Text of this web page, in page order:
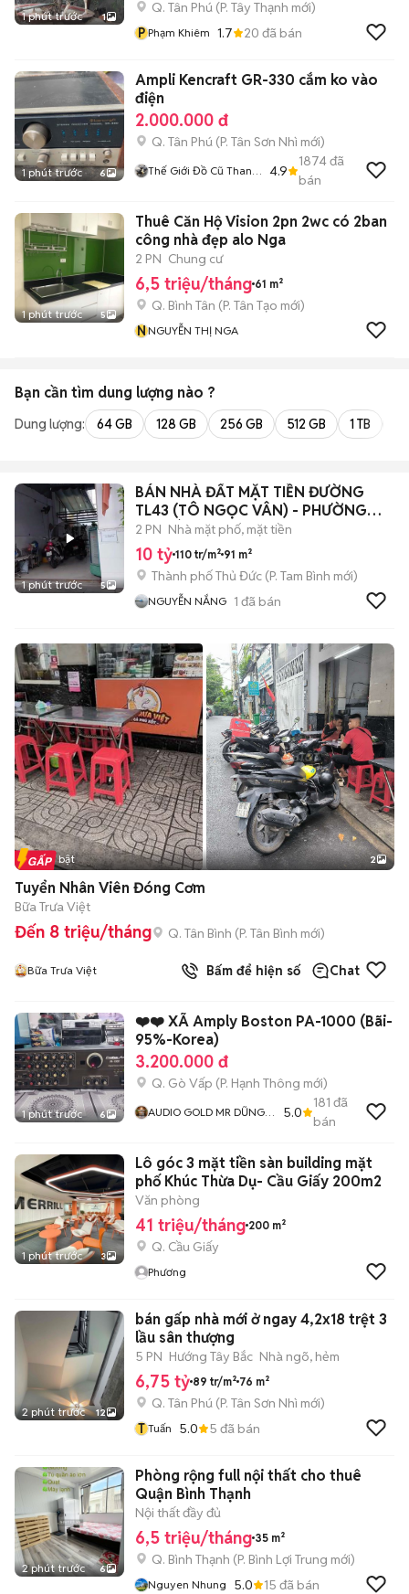
1 phút trước 1
Q. Tân Phú (P. Tây Thạnh mới)
P Phạm Khiêm 1.7 20 đã bán
1 phút trước 6
Ampli Kencraft GR-330 cắm ko vào
điện
2.000.000 đ
Q. Tân Phú (P. Tân Sơn Nhì mới)
Thế Giới Đồ Cũ Thanh
4.9
1874đã
bán
1 phút trước 5
Thuê Căn Hộ Vision 2pn 2wc có 2ban
công nhà đẹp alo Nga
2 PN Chung cư
6,5 triệu/tháng 61 m²
Q. Bình Tân (P. Tân Tạo mới)
NNGUYỄN THỊ NGA
Bạn cần tìm dung lượng nào ?
Dung lượng: 64 GB 128 GB 256 GB 512 GB 1 TB
1 phút trước 5
BÁN NHÀ ĐẤT MẶT TIỀN ĐƯỜNG
TL43 (TÔ NGỌC VÂN) - PHƯỜNG
TAM BÌNH-TPHCM
2 PN Nhà mặt phố, mặt tiền
10 tỷ 110 tr/m² 91 m²
Thành phố Thủ Đức (P. Tam Bình mới)
NGUYỄN NẮNG 1 đã bán
Tin nổi bật 2
Tuyển Nhân Viên Đóng Cơm
Bữa Trưa Việt
Đến 8 triệu/tháng Q. Tân Bình (P. Tân Bình mới)
Bữa Trưa Việt Bấm để hiện số Chat
1 phút trước 6
❤️❤️ XÃ Amply Boston PA-1000 (Bãi-
95%-Korea)
3.200.000 đ
Q. Gò Vấp (P. Hạnh Thông mới)
AUDIO GOLD MR DŨNG
5.0
181 đã
bán
1 phút trước 3
Lô góc 3 mặt tiền sàn building mặt
phố Khúc Thừa Dụ- Cầu Giấy 200m2
Văn phòng
41 triệu/tháng 200 m²
Q. Cầu Giấy
Phương
2 phút trước 12
bán gấp nhà mới ở ngay 4,2x18 trệt 3
lầu sân thượng
5 PN Hướng Tây Bắc Nhà ngõ, hẻm
6,75 tỷ 89 tr/m² 76 m²
Q. Tân Phú (P. Tân Sơn Nhì mới)
T Tuấn 5.0 5 đã bán
2 phút trước 6
Phòng rộng full nội thất cho thuê
Quận Bình Thạnh
Nội thất đầy đủ
6,5 triệu/tháng 35 m²
Q. Bình Thạnh (P. Bình Lợi Trung mới)
Nguyen Nhung 5.0 15 đã bán